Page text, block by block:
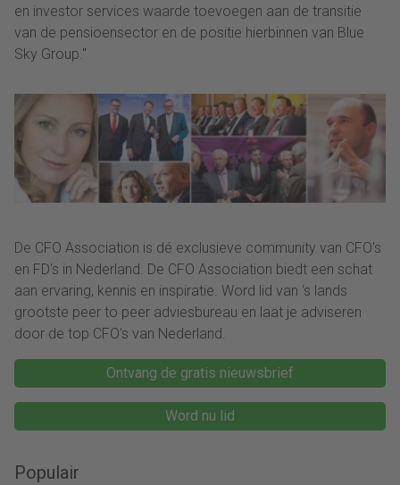
en investor services waarde toevoegen aan de transitie
van de pensioensector en de positie hierbinnen van Blue
Sky Group."
De CFO Association is dé exclusieve community van CFO's
en FD's in Nederland. De CFO Association biedt een schat
aan ervaring, kennis en inspiratie. Word lid van ‘s lands
grootste peer to peer adviesbureau en laat je adviseren
door de top CFO's van Nederland.
Ontvang de gratis nieuwsbrief
Word nu lid
Populair